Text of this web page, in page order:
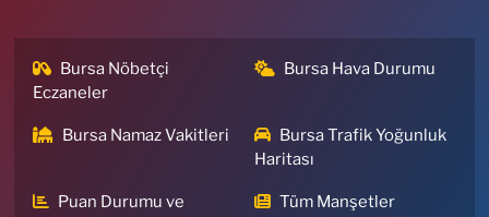
Bursa Nöbetçi
Eczaneler
Bursa Hava Durumu
Bursa Namaz Vakitleri
Bursa Trafik Yoğunluk
Haritası
Puan Durumu ve
Tüm Manşetler